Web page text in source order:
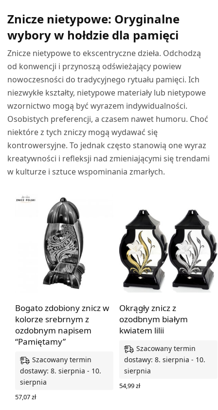
Znicze nietypowe: Oryginalne
wybory w hołdzie dla pamięci
Znicze nietypowe to ekscentryczne dzieła. Odchodzą
od konwencji i przynoszą odświeżający powiew
nowoczesności do tradycyjnego rytuału pamięci. Ich
niezwykłe kształty, nietypowe materiały lub nietypowe
wzornictwo mogą być wyrazem indywidualności.
Osobistych preferencji, a czasem nawet humoru. Choć
niektóre z tych zniczy mogą wydawać się
kontrowersyjne. To jednak często stanowią one wyraz
kreatywności i refleksji nad zmieniającymi się trendami
w kulturze i sztuce wspominania zmarłych.
Bogato zdobiony znicz w
kolorze srebrnym z
ozdobnym napisem
“Pamiętamy”
Szacowany termin
dostawy: 8. sierpnia - 10.
sierpnia
57,07zł
Okrągły znicz z
ozodbnym białym
kwiatem lilii
Szacowany termin
dostawy: 8. sierpnia - 10.
sierpnia
54,99zł